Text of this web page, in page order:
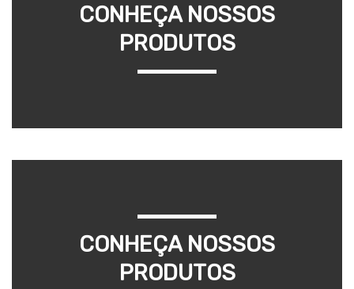
CONHEÇA NOSSOS
PRODUTOS
CONHEÇA NOSSOS
PRODUTOS